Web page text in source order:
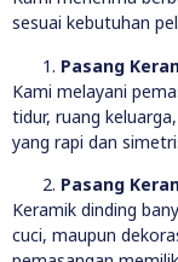
sesuai kebutuhan
Pasang
Kami melayani
tidur, ruang
yang rapi dan
Pasang
Keramik dinding
cuci, maupun